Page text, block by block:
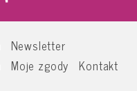
Newsletter
Moje zgody Kontakt